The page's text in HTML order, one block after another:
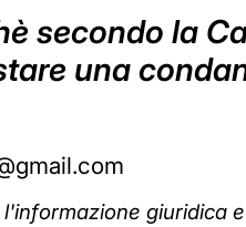
secondo la
una
giuridica